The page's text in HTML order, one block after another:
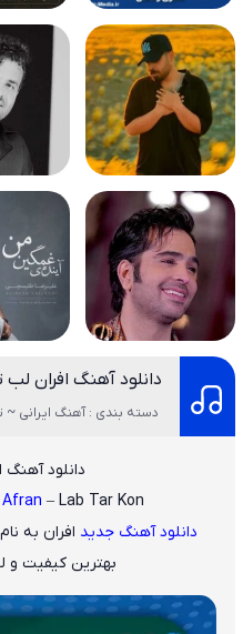
دانلود آهنگ افران لب
دسته بندی : آهنگ ایرانی
دانلود
– Lab Tar Kon
دانلود آهنگ جدید افران به نام
بهترین کیفیت و